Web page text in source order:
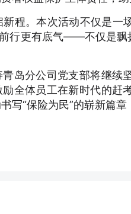
新程。本次活动不仅是
行更有底气——不仅是
岛分公司党支部将继续
全体员工在新时代的赶
写“保险为民”的崭新篇